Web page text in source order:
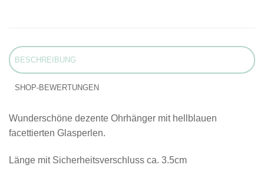
BESCHREIBUNG
SHOP-BEWERTUNGEN
Wunderschöne dezente Ohrhänger mit hellblauen
facettierten Glasperlen.
Länge mit Sicherheitsverschluss ca. 3.5cm